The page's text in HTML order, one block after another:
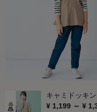
キャミドッキ
¥ 1,199 ～ ¥